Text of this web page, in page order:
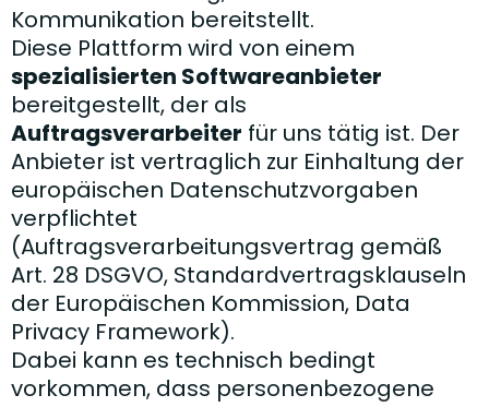
Kommunikation bereitstellt.
Diese Plattform wird von einem
spezialisierten Softwareanbieter
bereitgestellt, der als
Auftragsverarbeiter für uns tätig ist. Der
Anbieter ist vertraglich zur Einhaltung der
europäischen Datenschutzvorgaben
verpflichtet
(Auftragsverarbeitungsvertrag gemäß
Art. 28 DSGVO, Standardvertragsklauseln
der Europäischen Kommission, Data
Privacy Framework).
Dabei kann es technisch bedingt
vorkommen, dass personenbezogene